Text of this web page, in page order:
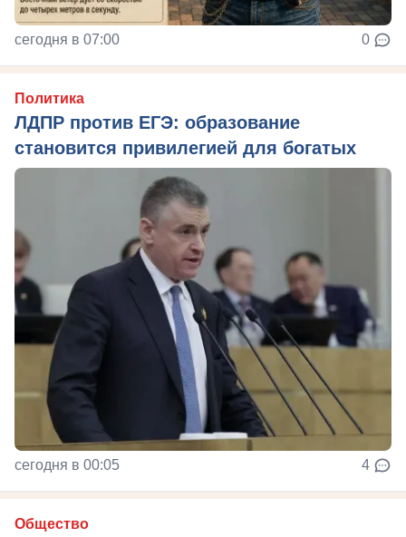
сегодня в 07:00 0
Политика
ЛДПР против ЕГЭ: образование
становится привилегией для богатых
сегодня в 00:05 4
Общество